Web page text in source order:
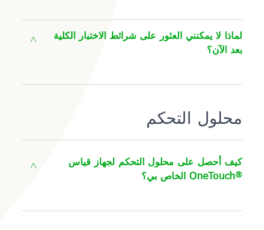
لماذا لا يمكنني العثور على شرائط الاختبار الكلية
بعد الآن؟
محلول التحكم
كيف أحصل على محلول التحكم لجهاز قياس
®OneTouch الخاص بي؟